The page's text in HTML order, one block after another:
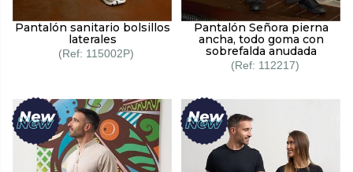
Pantalón sanitario bolsillos
laterales
115002P
Pantalón Señora pierna
ancha, todo goma con
sobrefalda anudada
112217